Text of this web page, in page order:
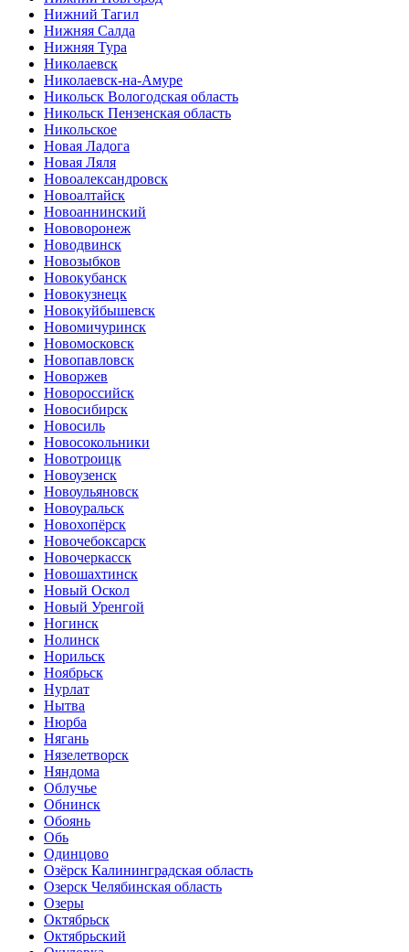
Нижний Тагил
Нижняя Салда
Нижняя Тура
Николаевск
Николаевск-на-Амуре
Никольск Вологодская область
Никольск Пензенская область
Никольское
Новая Ладога
Новая Ляля
Новоалександровск
Новоалтайск
Новоаннинский
Нововоронеж
Новодвинск
Новозыбков
Новокубанск
Новокузнецк
Новокуйбышевск
Новомичуринск
Новомосковск
Новопавловск
Новоржев
Новороссийск
Новосибирск
Новосиль
Новосокольники
Новотроицк
Новоузенск
Новоульяновск
Новоуральск
Новохопёрск
Новочебоксарск
Новочеркасск
Новошахтинск
Новый Оскол
Новый Уренгой
Ногинск
Нолинск
Норильск
Ноябрьск
Нурлат
Нытва
Нюрба
Нягань
Нязелетворск
Няндома
Облучье
Обнинск
Обоянь
Обь
Одинцово
Озёрск Калининградская область
Озерск Челябинская область
Озеры
Октябрьск
Октябрьский